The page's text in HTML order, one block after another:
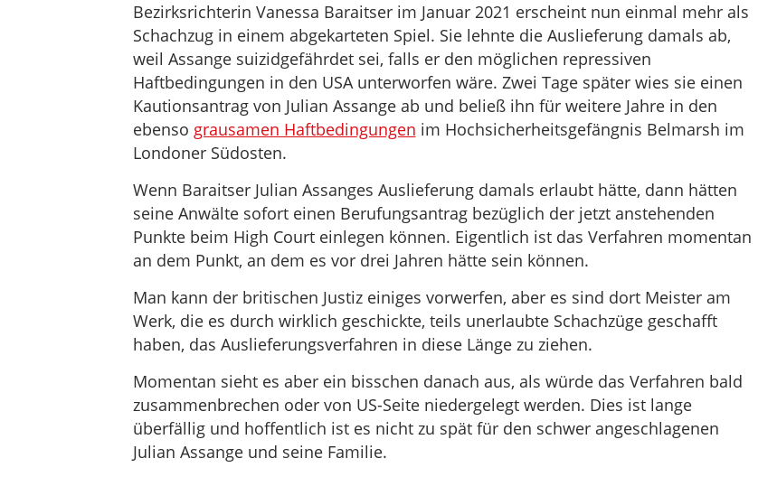
Bezirksrichterin Vanessa Baraitser im Januar 2021 erscheint nun einmal mehr als
Schachzug in einem abgekarteten Spiel. Sie lehnte die Auslieferung damals ab,
weil Assange suizidgefährdet sei, falls er den möglichen repressiven
Haftbedingungen in den USA unterworfen wäre. Zwei Tage später wies sie einen
Kautionsantrag von Julian Assange ab und beließ ihn für weitere Jahre in den
ebenso grausamen Haftbedingungen im Hochsicherheitsgefängnis Belmarsh im
Londoner Südosten.
Wenn Baraitser Julian Assanges Auslieferung damals erlaubt hätte, dann hätten
seine Anwälte sofort einen Berufungsantrag bezüglich der jetzt anstehenden
Punkte beim High Court einlegen können. Eigentlich ist das Verfahren momentan
an dem Punkt, an dem es vor drei Jahren hätte sein können.
Man kann der britischen Justiz einiges vorwerfen, aber es sind dort Meister am
Werk, die es durch wirklich geschickte, teils unerlaubte Schachzüge geschafft
haben, das Auslieferungsverfahren in diese Länge zu ziehen.
Momentan sieht es aber ein bisschen danach aus, als würde das Verfahren bald
zusammenbrechen oder von US-Seite niedergelegt werden. Dies ist lange
überfällig und hoffentlich ist es nicht zu spät für den schwer angeschlagenen
Julian Assange und seine Familie.